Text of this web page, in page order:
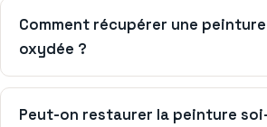
Comment récupérer une
oxydée ?
Peut-on restaurer la peinture